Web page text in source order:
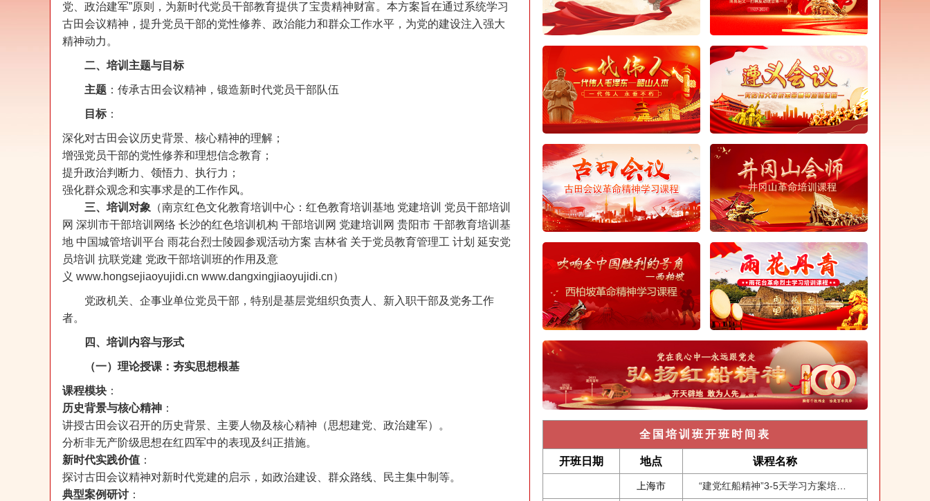
党、政治建军”原则，为新时代党员干部教育提供了宝贵精神财富。本方案旨在通过系统学习
古田会议精神，提升党员干部的党性修养、政治能力和群众工作水平，为党的建设注入强大
精神动力。
二、培训主题与目标
主题 ：传承古田会议精神，锻造新时代党员干部队伍
目标：
深化对古田会议历史背景、核心精神的理解；
增强党员干部的党性修养和理想信念教育；
提升政治判断力、领悟力、执行力；
强化群众观念和实事求是的工作作风。
三、培训对象 （南京红色文化教育培训中心：红色教育培训基地 党建培训 党员干部培训
网 深圳市干部培训网络 长沙的红色培训机构 干部培训网 党建培训网 贵阳市 干部教育培训基
地 中国城管培训平台 雨花台烈士陵园参观活动方案 吉林省 关于党员教育管理工 计划 延安党
员培训 抗联党建 党政干部培训班的作用及意
义 www.hongsejiaoyujidi.cn www.dangxingjiaoyujidi.cn）
党政机关、企事业单位党员干部，特别是基层党组织负责人、新入职干部及党务工作
者。
四、培训内容与形式
（一）理论授课：夯实思想根基
课程模块 ：
历史背景与核心精神 ：
讲授古田会议召开的历史背景、主要人物及核心精神（思想建党、政治建军）。
分析非无产阶级思想在红四军中的表现及纠正措施。
新时代实践价值 ：
探讨古田会议精神对新时代党建的启示，如政治建设、群众路线、民主集中制等。
典型案例研讨：
全国培训班开班时间表
开班日期 地点 课程名称
上海市